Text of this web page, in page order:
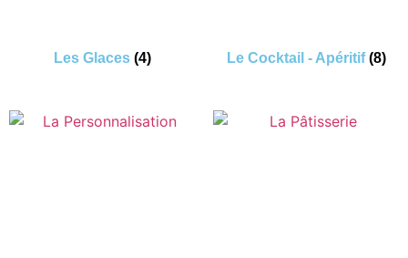
Les Glaces (4) Le Cocktail - Apéritif(8)